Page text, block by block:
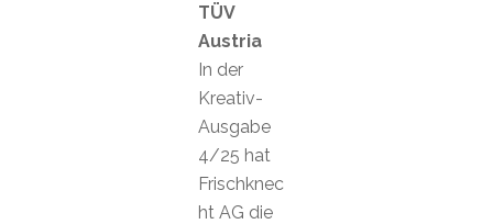
TÜV
Austria
In der
Kreativ-
Ausgabe
4/25 hat
Frischknec
ht AG die